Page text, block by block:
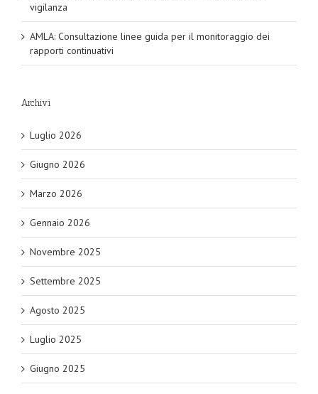
vigilanza
AMLA: Consultazione linee guida per il monitoraggio dei
rapporti continuativi
Archivi
Luglio 2026
Giugno 2026
Marzo 2026
Gennaio 2026
Novembre 2025
Settembre 2025
Agosto 2025
Luglio 2025
Giugno 2025